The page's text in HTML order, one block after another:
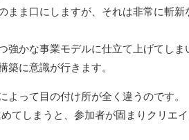
ま口にしますが、それは非常に斬新
かな事業モデルに仕立て上げてしま
に意識が行きます。
って目の付け所が全く違うのです。
てしまうと、参加者が固まりクリエ